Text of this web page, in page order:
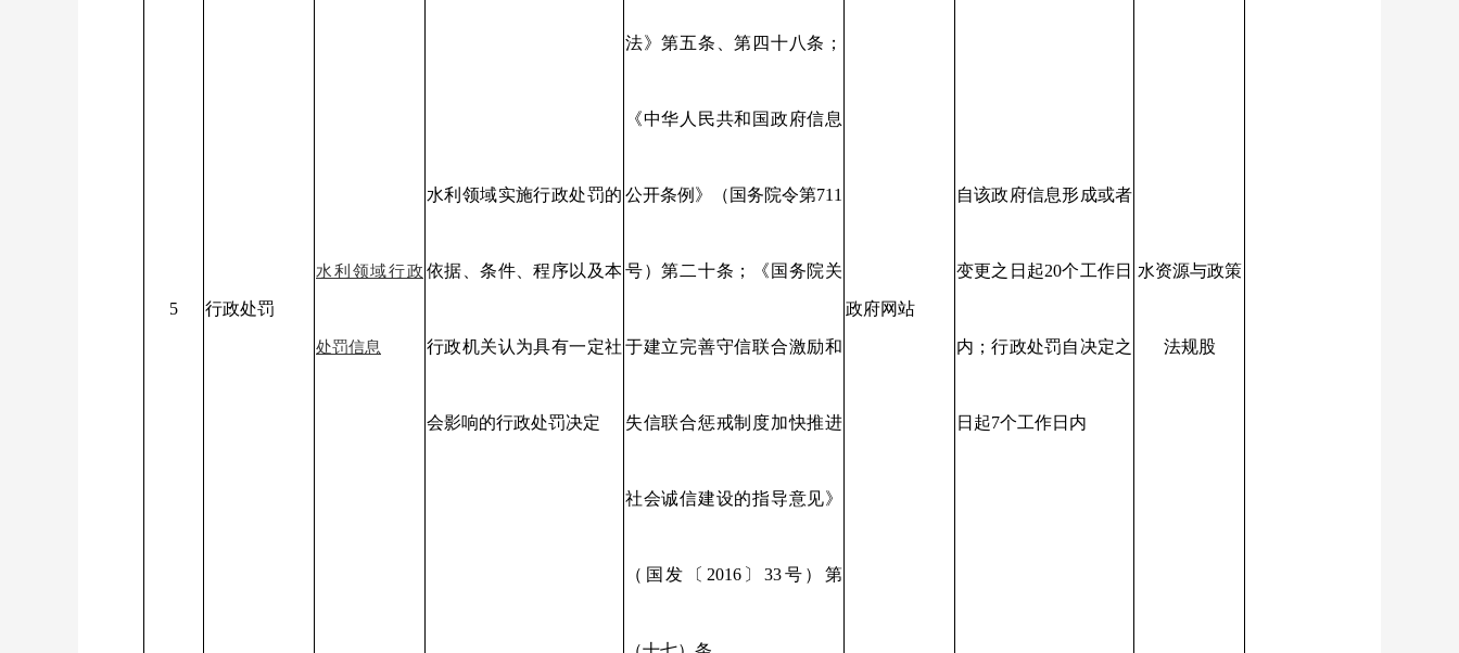
5 行政处罚
水利领域行政
处罚信息
水利领域实施行政处罚的
依据、条件、程序以及本
行政机关认为具有一定社
会影响的行政处罚决定
法》第五条、第四十八条；
《中华人民共和国政府信息
公开条例》（国务院令第711
号）第二十条；《国务院关
于建立完善守信联合激励和
失信联合惩戒制度加快推进
社会诚信建设的指导意见》
（国发〔2016〕33号）第
政府网站
自该政府信息形成或者
变更之日起20个工作日
内；行政处罚自决定之
日起7个工作日内
水资源与政策
法规股